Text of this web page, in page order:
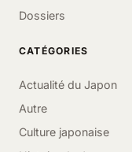
Dossiers
CATÉGORIES
Actualité du Japon
Autre
Culture japonaise